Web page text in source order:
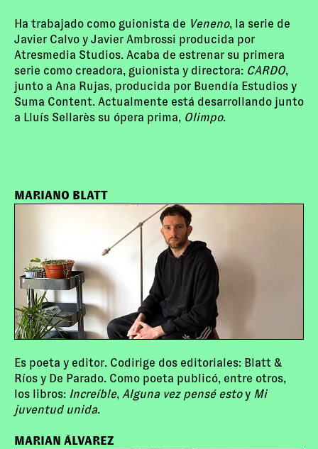
Ha trabajado como guionista de Veneno, la serie de
Javier Calvo y Javier Ambrossi producida por
Atresmedia Studios. Acaba de estrenar su primera
serie como creadora, guionista y directora: CARDO,
junto a Ana Rujas, producida por Buendía Estudios y
Suma Content. Actualmente está desarrollando junto
a Lluís Sellarès su ópera prima, Olimpo.
MARIANO BLATT
Es poeta y editor. Codirige dos editoriales: Blatt &
Ríos y De Parado. Como poeta publicó, entre otros,
los libros: Increíble, Alguna vez pensé estoy Mi
juventud unida.
MARIAN ÁLVAREZ